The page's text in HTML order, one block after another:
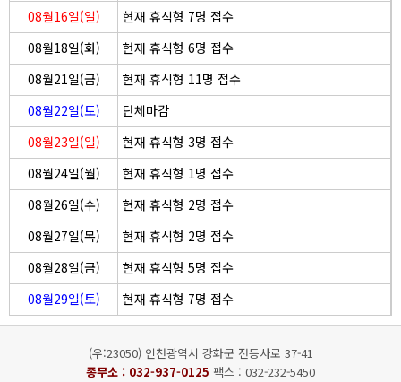
08월16일(일)
현재 휴식형 7명 접수
08월18일(화)
현재 휴식형 6명 접수
08월21일(금)
현재 휴식형 11명 접수
08월22일(토)
단체마감
08월23일(일)
현재 휴식형 3명 접수
08월24일(월)
현재 휴식형 1명 접수
08월26일(수)
현재 휴식형 2명 접수
08월27일(목)
현재 휴식형 2명 접수
08월28일(금)
현재 휴식형 5명 접수
08월29일(토)
현재 휴식형 7명 접수
(우:23050) 인천광역시 강화군 전등사로 37-41
종무소 : 032-937-0125 팩스 : 032-232-5450